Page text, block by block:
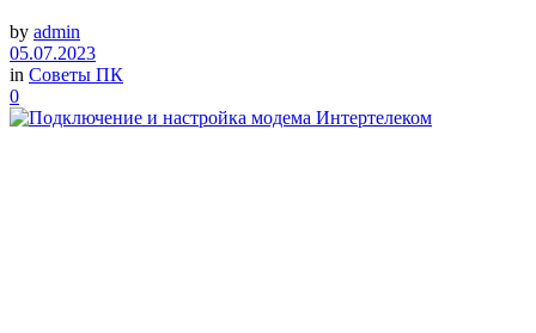
by admin
05.07.2023
in Советы ПК
0